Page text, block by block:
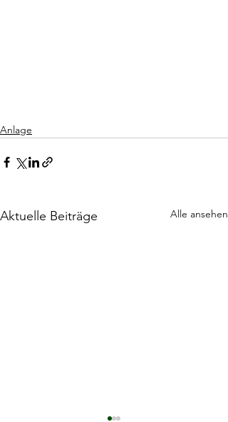
Anlage
Aktuelle Beiträge Alle ansehen